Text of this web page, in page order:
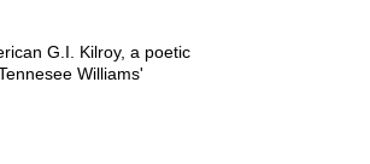
G.I. Kilroy, a poetic
Williams'